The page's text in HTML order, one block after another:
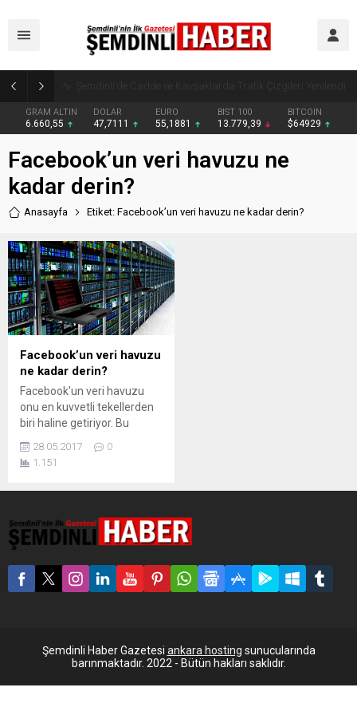
Şemdinli’de Cadde ve Kavşaklarda Trafik Çizgileri Yenilendi
GRAM ALTIN
6.660,55
DOLAR
47,7111
EURO
55,1881
BIST 100
13.779,39
BITCOIN
$64929
Facebook’un veri havuzu ne
kadar derin?
Anasayfa Etiket: Facebook’un veri havuzu ne kadar derin?
Facebook’un veri havuzu
ne kadar derin?
Facebook'un veri havuzu
onu en kuvvetli tekellerden
biri haline getiriyor. Bu
meçhul. Facebook, 2 milyar
kullanıcısıyla 300 petabaytlık
Facebook’u dünyanın en
nüfuzlu şirketlerinden biri
yapıyor. ShareLab projesi
Facebook’un verilerini analiz
ederek şirket içindeki sosyal
28.05.2017
0
1.151
Şemdinli Haber Gazetesi ankara hosting sunucularında
barınmaktadır. 2022 - Bütün hakları saklıdır.